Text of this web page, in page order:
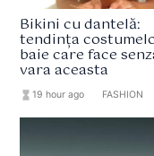
Bikini cu dantelă:
tendința
baie care face
vara aceasta
hourglass_full19 hour ago FASHION